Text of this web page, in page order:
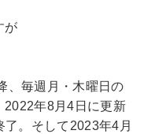
が
、毎週月・木曜日の
2022年8月4日に更新
。そして2023年4月